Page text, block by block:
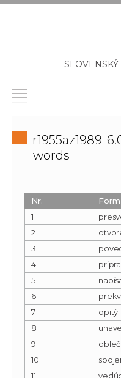
r1955az1989-
words
Nr. Form
1
2
3
4
5
6
7
opitý
8
9
10
11